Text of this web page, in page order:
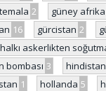
2 güney afrika
16 gürcistan 2
halkı askerlikten
bombası 3 hindistan
1 hollanda 5